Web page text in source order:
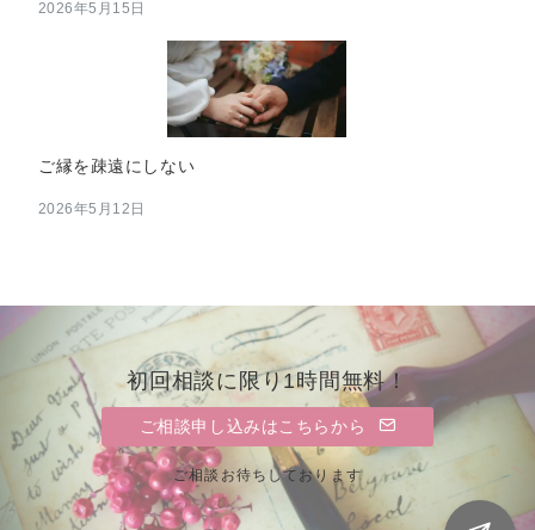
2026年5月15日
ご縁を疎遠にしない
2026年5月12日
初回相談に限り1時間無料！
ご相談申し込みはこちらから
ご相談お待ちしております